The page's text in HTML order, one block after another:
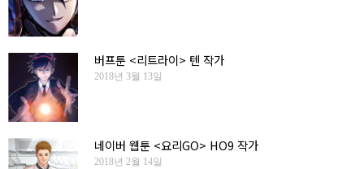
버프툰 <리트라이> 텐 작가
2018년 3월 13일
네이버 웹툰 <요리GO> HO9 작가
2018년 2월 14일